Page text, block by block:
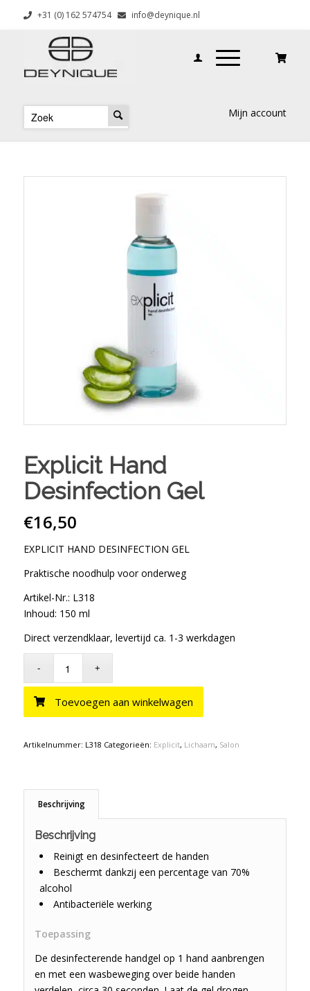
+31 (0) 162 574754 info@deynique.nl
Mijn account
Explicit Hand
Desinfection Gel
€16,50
EXPLICIT HAND DESINFECTION GEL
Praktische noodhulp voor onderweg
Artikel-Nr.: L318
Inhoud: 150 ml
Direct verzendklaar, levertijd ca. 1-3 werkdagen
Toevoegen aan winkelwagen
Artikelnummer: L318 Categorieën: Explicit, Lichaam, Salon
Beschrijving
Beschrijving
Reinigt en desinfecteert de handen
Beschermt dankzij een percentage van 70%
alcohol
Antibacteriële werking
Toepassing
De desinfecterende handgel op 1 hand aanbrengen
en met een wasbeweging over beide handen